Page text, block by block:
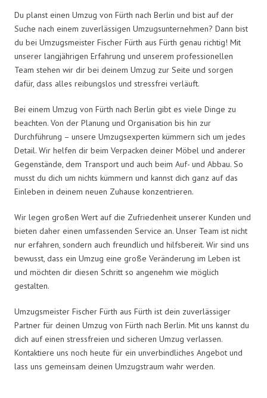
Du planst einen Umzug von Fürth nach Berlin und bist auf der
Suche nach einem zuverlässigen Umzugsunternehmen? Dann bist
du bei Umzugsmeister Fischer Fürth aus Fürth genau richtig! Mit
unserer langjährigen Erfahrung und unserem professionellen
Team stehen wir dir bei deinem Umzug zur Seite und sorgen
dafür, dass alles reibungslos und stressfrei verläuft.
Bei einem Umzug von Fürth nach Berlin gibt es viele Dinge zu
beachten. Von der Planung und Organisation bis hin zur
Durchführung – unsere Umzugsexperten kümmern sich um jedes
Detail. Wir helfen dir beim Verpacken deiner Möbel und anderer
Gegenstände, dem Transport und auch beim Auf- und Abbau. So
musst du dich um nichts kümmern und kannst dich ganz auf das
Einleben in deinem neuen Zuhause konzentrieren.
Wir legen großen Wert auf die Zufriedenheit unserer Kunden und
bieten daher einen umfassenden Service an. Unser Team ist nicht
nur erfahren, sondern auch freundlich und hilfsbereit. Wir sind uns
bewusst, dass ein Umzug eine große Veränderung im Leben ist
und möchten dir diesen Schritt so angenehm wie möglich
gestalten.
Umzugsmeister Fischer Fürth aus Fürth ist dein zuverlässiger
Partner für deinen Umzug von Fürth nach Berlin. Mit uns kannst du
dich auf einen stressfreien und sicheren Umzug verlassen.
Kontaktiere uns noch heute für ein unverbindliches Angebot und
lass uns gemeinsam deinen Umzugstraum wahr werden.